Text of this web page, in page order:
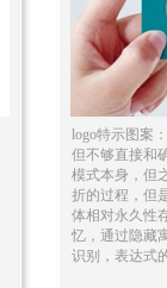
logo特示图案
但不够直接和
模式本身，但
折的过程，但
体相对永久性
忆，通过隐藏
识别，表达式